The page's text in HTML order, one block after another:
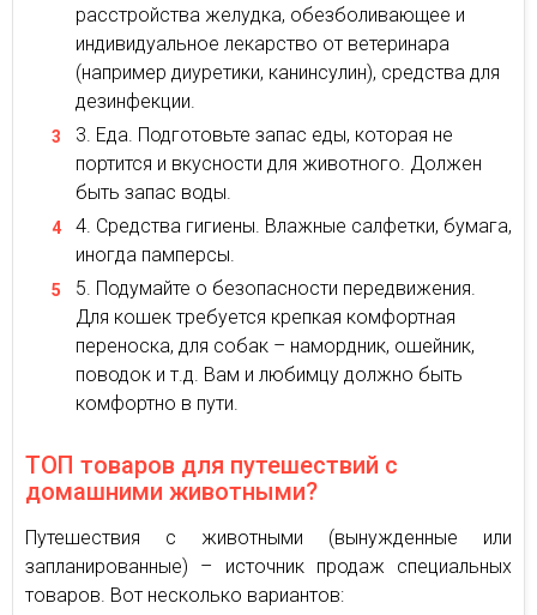
расстройства желудка, обезболивающее и
индивидуальное лекарство от ветеринара
(например диуретики, канинсулин), средства для
дезинфекции.
Еда. Подготовьте запас еды, которая не
портится и вкусности для животного. Должен
быть запас воды.
Средства гигиены. Влажные салфетки, бумага,
иногда памперсы.
Подумайте о безопасности передвижения.
Для кошек требуется крепкая комфортная
переноска, для собак – намордник, ошейник,
поводок и т.д. Вам и любимцу должно быть
комфортно в пути.
ТОП товаров для путешествий с
домашними животными?
Путешествия с животными (вынужденные или
запланированные) – источник продаж специальных
товаров. Вот несколько вариантов: